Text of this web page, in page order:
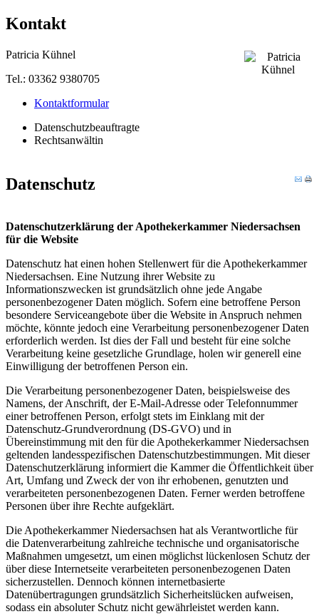
Kontakt
Patricia Kühnel
Tel.: 03362 9380705
Kontaktformular
Datenschutzbeauftragte
Rechtsanwältin
Datenschutz
Datenschutzerklärung der Apothekerkammer Niedersachsen
für die Website
Datenschutz hat einen hohen Stellenwert für die Apothekerkammer
Niedersachsen. Eine Nutzung ihrer Website zu
Informationszwecken ist grundsätzlich ohne jede Angabe
personenbezogener Daten möglich. Sofern eine betroffene Person
besondere Serviceangebote über die Website in Anspruch nehmen
möchte, könnte jedoch eine Verarbeitung personenbezogener Daten
erforderlich werden. Ist dies der Fall und besteht für eine solche
Verarbeitung keine gesetzliche Grundlage, holen wir generell eine
Einwilligung der betroffenen Person ein.
Die Verarbeitung personenbezogener Daten, beispielsweise des
Namens, der Anschrift, der E-Mail-Adresse oder Telefonnummer
einer betroffenen Person, erfolgt stets im Einklang mit der
Datenschutz-Grundverordnung (DS-GVO) und in
Übereinstimmung mit den für die Apothekerkammer Niedersachsen
geltenden landesspezifischen Datenschutzbestimmungen. Mit dieser
Datenschutzerklärung informiert die Kammer die Öffentlichkeit über
Art, Umfang und Zweck der von ihr erhobenen, genutzten und
verarbeiteten personenbezogenen Daten. Ferner werden betroffene
Personen über ihre Rechte aufgeklärt.
Die Apothekerkammer Niedersachsen hat als Verantwortliche für
die Datenverarbeitung zahlreiche technische und organisatorische
Maßnahmen umgesetzt, um einen möglichst lückenlosen Schutz der
über diese Internetseite verarbeiteten personenbezogenen Daten
sicherzustellen. Dennoch können internetbasierte
Datenübertragungen grundsätzlich Sicherheitslücken aufweisen,
sodass ein absoluter Schutz nicht gewährleistet werden kann.